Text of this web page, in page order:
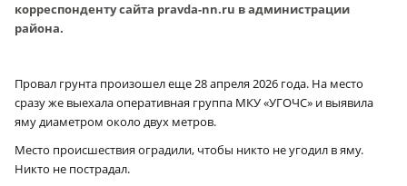
корреспонденту сайта pravda-nn.ru в администрации
района.
Провал грунта произошел еще 28 апреля 2026 года. На место
сразу же выехала оперативная группа МКУ «УГОЧС» и выявила
яму диаметром около двух метров.
Место происшествия оградили, чтобы никто не угодил в яму.
Никто не пострадал.